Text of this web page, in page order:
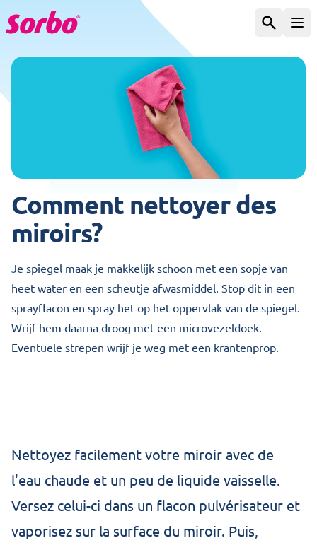
Aller au contenu
Chercher
Comment nettoyer des
miroirs?
Je spiegel maak je makkelijk schoon met een sopje van
heet water en een scheutje afwasmiddel. Stop dit in een
sprayflacon en spray het op het oppervlak van de spiegel.
Wrijf hem daarna droog met een microvezeldoek.
Eventuele strepen wrijf je weg met een krantenprop.
Nettoyez facilement votre miroir avec de
l'eau chaude et un peu de liquide vaisselle.
Versez celui-ci dans un flacon pulvérisateur et
vaporisez sur la surface du miroir. Puis,